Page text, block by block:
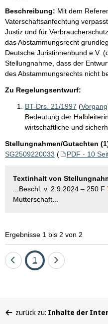
Beschreibung: Mit dem
Vaterschaftsanfechtung
Justiz und für
das Abstammungsrecht
Deutsche Juristinnenbund e.V.
Stellungnahme, dass der
des Abstammungsrechts nicht
Zu Regelungsentwurf:
BT-Drs. 21/1997 (Vorgang
Bedeutung der
wirtschaftliche und
Stellungnahmen/Gutachten
SG2509220033 ( PDF - 10
Textinhalt von
...Beschl. v. 2.9.2024 – 250 F
Mutterschaft...
Ergebnisse 1 bis 2 von 2
EineSeite
1
Eine
befinden
zurück zu: Inhalte der